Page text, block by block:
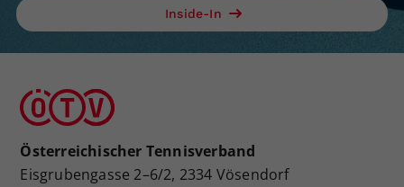
Inside-In
Österreichischer Tennisverband
Eisgrubengasse 2–6/2, 2334 Vösendorf